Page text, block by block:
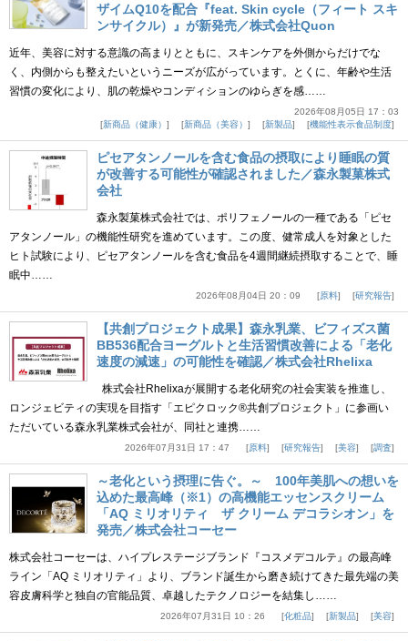
ザイムQ10を配合『feat. Skin cycle（フィート スキ
ンサイクル）』が新発売／株式会社Quon
近年、美容に対する意識の高まりとともに、スキンケアを外側からだけでな
く、内側からも整えたいというニーズが広がっています。とくに、年齢や生活
習慣の変化により、肌の乾燥やコンディションのゆらぎを感……
2026年08月05日 17：03
新商品（健康）
新商品（美容） 新製品 機能性表示食品制度
ピセアタンノールを含む食品の摂取により睡眠の質
が改善する可能性が確認されました／森永製菓株式
会社
森永製菓株式会社では、ポリフェノールの一種である「ピセ
アタンノール」の機能性研究を進めています。この度、健常成人を対象とした
ヒト試験により、ピセアタンノールを含む食品を4週間継続摂取することで、睡
眠中……
2026年08月04日 20：09 原料 研究報告
【共創プロジェクト成果】森永乳業、ビフィズス菌
BB536配合ヨーグルトと生活習慣改善による「老化
速度の減速」の可能性を確認／株式会社Rhelixa
株式会社Rhelixaが展開する老化研究の社会実装を推進し、
ロンジェビティの実現を目指す「エピクロック®共創プロジェクト」に参画い
ただいている森永乳業株式会社が、同社と連携……
2026年07月31日 17：47 原料 研究報告 美容 調査
～老化という摂理に告ぐ。～ 100年美肌への想いを
込めた最高峰（※1）の高機能エッセンスクリーム
「AQ ミリオリティ ザ クリーム デコラシオン」を
発売／株式会社コーセー
株式会社コーセーは、ハイプレステージブランド『コスメデコルテ』の最高峰
ライン「AQ ミリオリティ」より、ブランド誕生から磨き続けてきた最先端の美
容皮膚科学と独自の官能品質、卓越したテクノロジーを結集し……
2026年07月31日 10：26 化粧品 新製品 美容